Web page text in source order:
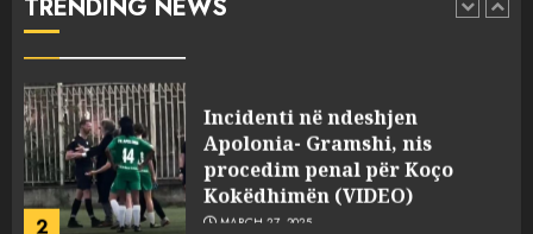
TRENDING NEWS
1
pasuri të pajustifikuar
2
Apolonia- Gramshi, nis
procedim penal për Koço
Kokëdhimën (VIDEO)
MARCH 27, 2025